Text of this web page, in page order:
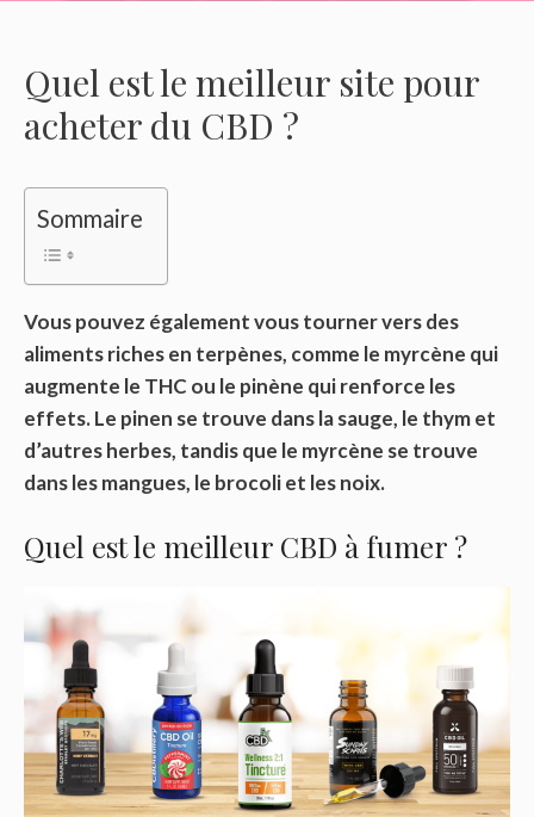
Quel est le meilleur site pour
acheter du CBD ?
Sommaire
Vous pouvez également vous tourner vers des
aliments riches en terpènes, comme le myrcène qui
augmente le THC ou le pinène qui renforce les
effets. Le pinen se trouve dans la sauge, le thym et
d’autres herbes, tandis que le myrcène se trouve
dans les mangues, le brocoli et les noix.
Quel est le meilleur CBD à fumer ?